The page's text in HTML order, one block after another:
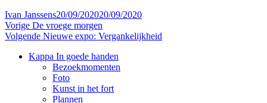
Auteur
Ivan JanssensGeplaatst
op
20/09/202020/09/2020
Bericht
navigatie
Vorige Vorig
bericht:
De vroege morgen
Volgende Volgend
Nieuwe expo: Vergankelijkheid
Kappa In goede handen
Bezoekmomenten
Foto
Kunst in het fort
Plannen